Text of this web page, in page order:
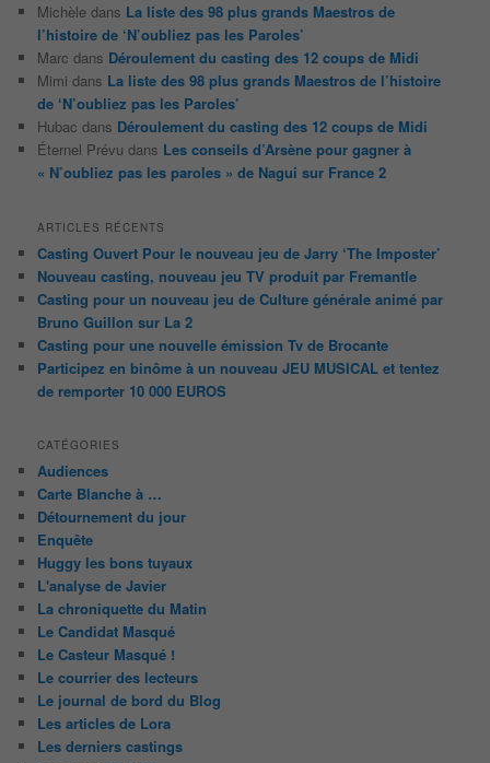
Michèle dans La liste des 98 plus grands Maestros de
l’histoire de ‘N’oubliez pas les Paroles’
Marc dans Déroulement du casting des 12 coups de Midi
Mimi dans La liste des 98 plus grands Maestros de l’histoire
de ‘N’oubliez pas les Paroles’
Hubac dans Déroulement du casting des 12 coups de Midi
Éternel Prévu dans Les conseils d’Arsène pour gagner à
« N’oubliez pas les paroles » de Nagui sur France 2
ARTICLES RÉCENTS
Casting Ouvert Pour le nouveau jeu de Jarry ‘The Imposter’
Nouveau casting, nouveau jeu TV produit par Fremantle
Casting pour un nouveau jeu de Culture générale animé par
Bruno Guillon sur La 2
Casting pour une nouvelle émission Tv de Brocante
Participez en binôme à un nouveau JEU MUSICAL et tentez
de remporter 10 000 EUROS
CATÉGORIES
Audiences
Carte Blanche à …
Détournement du jour
Enquête
Huggy les bons tuyaux
L'analyse de Javier
La chroniquette du Matin
Le Candidat Masqué
Le Casteur Masqué !
Le courrier des lecteurs
Le journal de bord du Blog
Les articles de Lora
Les derniers castings